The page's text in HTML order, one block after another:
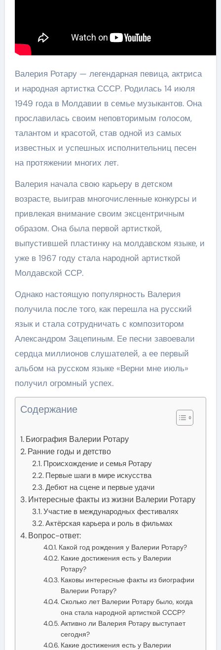
Валерия Ротару — легендарная певица, актриса
и народная артистка СССР. Родилась 14 июля
1949 года в Молдавии в семье музыкантов. Она
прославилась своим неповторимым голосом,
талантом и красотой, став одной из самых
известных и успешных исполнительниц песен
на протяжении многих лет.
Валерия начала свою карьеру в детском
возрасте, выиграв многочисленные конкурсы и
привлекая внимание своим эксцентричным
образом. Она была первой артисткой,
выпустившей пластинку на молдавском языке, и
уже в 1967 году стала народной артисткой
Молдавской ССР.
Однако настоящую популярность Валерия
получила после того, как перешла на русский
язык и стала сотрудничать с композитором
Александром Зацепиным. Ее песни завоевали
сердца миллионов слушателей, а ее первый
альбом на русском языке «Верни мне июль»
получил огромный успех.
Содержание
Биография Валерии Ротару
Ранние годы и детство
Происхождение и семья Ротару
Первые шаги в мире искусства
Дебют на сцене и первые удачи
Интересные факты из жизни Валерии Ротару
Участие в международных фестивалях
Актёрская карьера и роль в фильмах
Вопрос-ответ:
Какой год рождения у Валерии Ротару?
Какие достижения есть у Валерии
Ротару?
Каковы интересные факты из биографии
Валерии Ротару?
Сколько лет Валерии Ротару было, когда
она стала народной артисткой СССР?
Активно ли Валерия Ротару выступает
сегодня?
Какие достижения есть у Валерии